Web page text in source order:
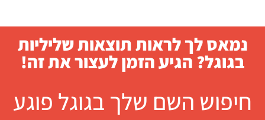
נמאס לך לראות תוצאות שליליות
בגוגל? הגיע הזמן לעצור את זה!
חיפוש השם שלך בגוגל פוגע